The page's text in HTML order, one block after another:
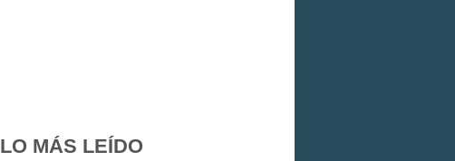
LO MÁS LEÍDO